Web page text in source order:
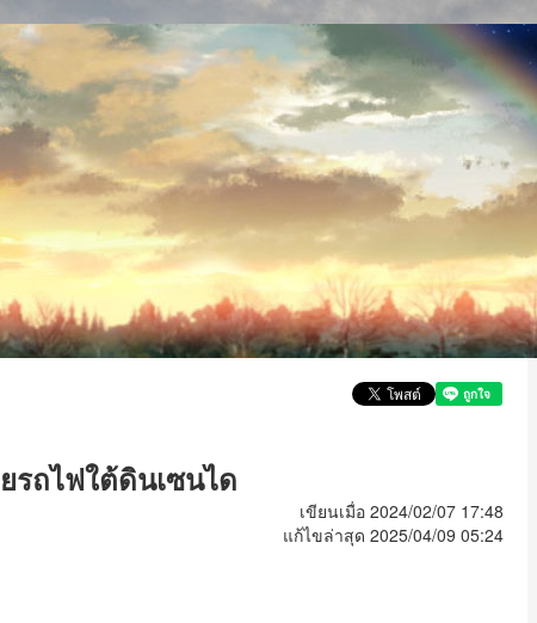
รถไฟใต้ดินเซนได
เขียนเมื่อ 2024/02/07 17:48
แก้ไขล่าสุด 2025/04/09 05:24